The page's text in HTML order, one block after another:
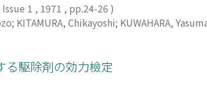
Issue 1 , 1971 , pp.24-26 )
; KITAMURA, Chikayoshi; KUWAHARA,
る駆除剤の効力檢定